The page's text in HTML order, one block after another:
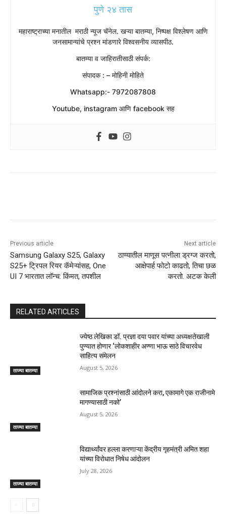
पुणे २४ तास
महाराष्ट्राच्या मनातील मराठी न्यूज चॅनेल. खऱ्या बातम्या, निष्पक्ष विश्लेषण आणि
जनसामान्यांचे प्रश्न मांडणारे विश्वसनीय व्यासपीठ.
बातम्या व जाहिरातीसाठी संपर्क:
संपादक : – मोहिनी मोहिते
Whatsapp:- 7972087808
Youtube, instagram आणि facebook सह
Previous article
Samsung Galaxy S25, Galaxy
S25+ ट्रिपल रियर कॅमेऱ्यांसह, One
UI 7 भारतात लॉन्च: किंमत, तपशील
Next article
ठाण्यातील माणूस पत्नीला ड्रग्ज करतो,
आक्षेपार्ह फोटो काढतो, तिचा छळ
करतो. अटक केली
RELATED ARTICLES
ताज्या बातम्या
ज्येष्ठ लेखिका डॉ. प्रज्ञा दया पवार यांच्या अध्यक्षतेखाली
पुण्यात होणार ‘लोकशाहीर अण्णा भाऊ साठे विचारवेध
साहित्य संमेलन
August 5, 2026
ताज्या बातम्या
सामाजिक प्रश्नांसाठी आंदोलने करा, एकामागे एक राजीनामे
मागण्यासाठी नको’
August 5, 2026
ताज्या बातम्या
विद्यार्थ्यांवर हल्ला करणाऱ्या केंद्रीय गृहमंत्री अमित शहा
यांच्या विरोधात निषेध आंदोलन
July 28, 2026